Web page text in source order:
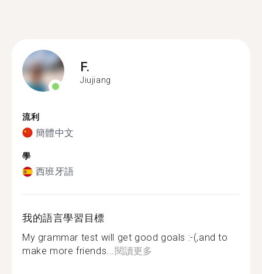
F.
Jiujiang
流利
簡體中文
學
西班牙語
我的語言學習目標
My grammar test will get good goals :-(,and to
make more friends...閱讀更多